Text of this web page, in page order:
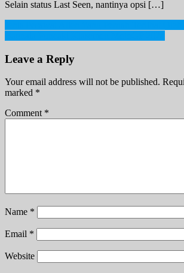
Selain status Last Seen, nantinya opsi […]
Post
navigation
Leave a Reply
Your email address will not be published.
marked *
Comment *
Name *
Email *
Website